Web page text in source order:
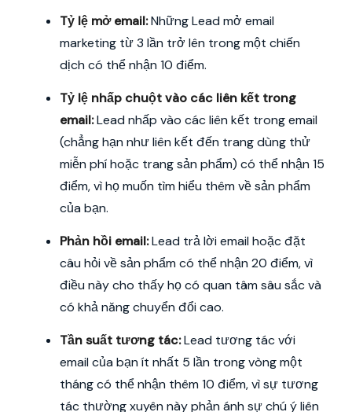
Tỷ lệ mở email:Những Lead mở email
marketing từ 3 lần trở lên trong một chiến
dịch có thể nhận 10 điểm.
Tỷ lệ nhấp chuột vào các liên kết trong
email:Lead nhấp vào các liên kết trong email
(chẳng hạn như liên kết đến trang dùng thử
miễn phí hoặc trang sản phẩm) có thể nhận 15
điểm, vì họ muốn tìm hiểu thêm về sản phẩm
của bạn.
Phản hồi email:Lead trả lời email hoặc đặt
câu hỏi về sản phẩm có thể nhận 20 điểm, vì
điều này cho thấy họ có quan tâm sâu sắc và
có khả năng chuyển đổi cao.
Tần suất tương tác:Lead tương tác với
email của bạn ít nhất 5 lần trong vòng một
tháng có thể nhận thêm 10 điểm, vì sự tương
tác thường xuyên này phản ánh sự chú ý liên